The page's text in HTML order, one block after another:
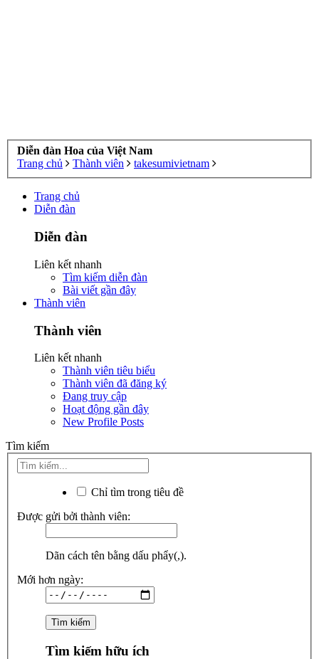
Diễn đàn Hoa của Việt Nam
Trang chủ
Thành viên takesumivietnam
Trang chủ
Diễn đàn
Diễn đàn
Liên kết nhanh
Tìm kiếm diễn đàn
Bài viết gần đây
Thành viên
Thành viên
Liên kết nhanh
Thành viên tiêu biểu
Thành viên đã đăng ký
Đang truy cập
Hoạt động gần đây
New Profile Posts
Tìm kiếm
Chỉ tìm trong tiêu đề
Được gửi bởi thành viên:
Dãn cách tên bằng dấu phẩy(,).
Mới hơn ngày:
Tìm kiếm hữu ích